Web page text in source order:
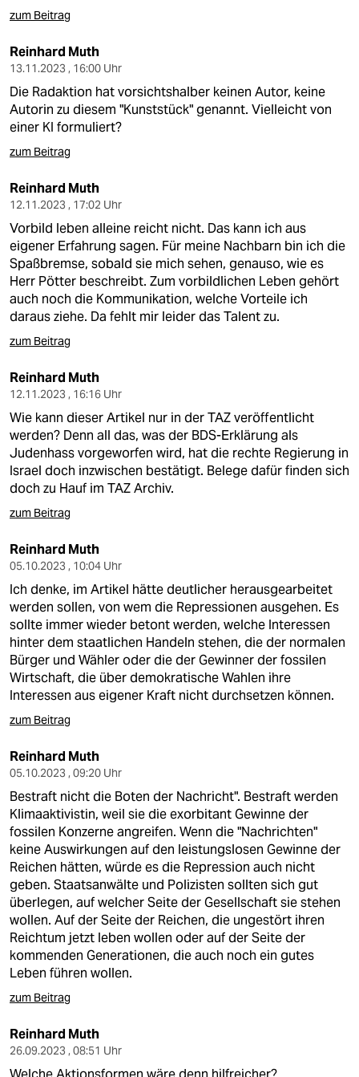
zum Beitrag
Reinhard Muth
13.11.2023 , 16:00 Uhr
Die Radaktion hat vorsichtshalber keinen Autor, keine
Autorin zu diesem "Kunststück" genannt. Vielleicht von
einer KI formuliert?
zum Beitrag
Reinhard Muth
12.11.2023 , 17:02 Uhr
Vorbild leben alleine reicht nicht. Das kann ich aus
eigener Erfahrung sagen. Für meine Nachbarn bin ich die
Spaßbremse, sobald sie mich sehen, genauso, wie es
Herr Pötter beschreibt. Zum vorbildlichen Leben gehört
auch noch die Kommunikation, welche Vorteile ich
daraus ziehe. Da fehlt mir leider das Talent zu.
zum Beitrag
Reinhard Muth
12.11.2023 , 16:16 Uhr
Wie kann dieser Artikel nur in der TAZ veröffentlicht
werden? Denn all das, was der BDS-Erklärung als
Judenhass vorgeworfen wird, hat die rechte Regierung in
Israel doch inzwischen bestätigt. Belege dafür finden sich
doch zu Hauf im TAZ Archiv.
zum Beitrag
Reinhard Muth
05.10.2023 , 10:04 Uhr
Ich denke, im Artikel hätte deutlicher herausgearbeitet
werden sollen, von wem die Repressionen ausgehen. Es
sollte immer wieder betont werden, welche Interessen
hinter dem staatlichen Handeln stehen, die der normalen
Bürger und Wähler oder die der Gewinner der fossilen
Wirtschaft, die über demokratische Wahlen ihre
Interessen aus eigener Kraft nicht durchsetzen können.
zum Beitrag
Reinhard Muth
05.10.2023 , 09:20 Uhr
Bestraft nicht die Boten der Nachricht". Bestraft werden
Klimaaktivistin, weil sie die exorbitant Gewinne der
fossilen Konzerne angreifen. Wenn die "Nachrichten"
keine Auswirkungen auf den leistungslosen Gewinne der
Reichen hätten, würde es die Repression auch nicht
geben. Staatsanwälte und Polizisten sollten sich gut
überlegen, auf welcher Seite der Gesellschaft sie stehen
wollen. Auf der Seite der Reichen, die ungestört ihren
Reichtum jetzt leben wollen oder auf der Seite der
kommenden Generationen, die auch noch ein gutes
Leben führen wollen.
zum Beitrag
Reinhard Muth
26.09.2023 , 08:51 Uhr